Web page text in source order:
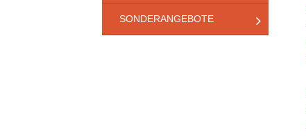
SONDERANGEBOTE